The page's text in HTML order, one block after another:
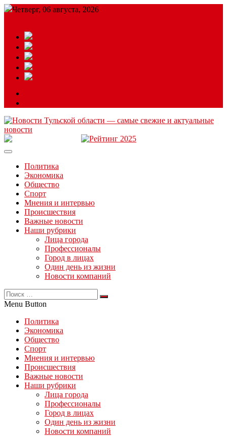
Четверг, 06 августа, 2026
Читайте последние новости дня в Тульской области на сайте
Политика
Экономика
Общество
Спорт
Мнения и интервью
Происшествия
Важные новости
Наши рубрики
Лица города
Профессионалы
Город в лицах
Один день из жизни
Новости компаний
Menu Button
Политика
Экономика
Общество
Спорт
Мнения и интервью
Происшествия
Важные новости
Наши рубрики
Лица города
Профессионалы
Город в лицах
Один день из жизни
Новости компаний